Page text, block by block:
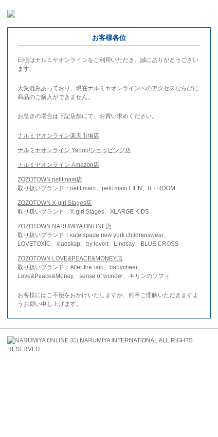
お客様各位
日頃はナルミヤオンラインをご利用いただき、誠にありがとうござい
ます。
大変混みあっており、現在ナルミヤオンラインへのアクセスならびに
商品のご購入ができません。
お急ぎの場合は下記店舗にて、お買い求めください。
ナルミヤオンライン楽天市場店
ナルミヤオンライン Yahoo!ショッピング店
ナルミヤオンライン Amazon店
ZOZOTOWN petitmain店
取り扱いブランド：petit main、petit main LIEN、b・ROOM
ZOZOTOWN X-girl Stages店
取り扱いブランド：X-girl Stages、XLARGE KIDS
ZOZOTOWN NARUMIYA ONLINE店
取り扱いブランド：kate spade new york childrenswear、
LOVETOXIC、kladskap、by loveit、Lindsay、BLUE CROSS
ZOZOTOWN LOVE&PEACE&MONEY店
取り扱いブランド：After the rain、babycheer、
Love&Peace&Money、sense of wonder、キリンのソフィ
お客様にはご不便をおかけいたしますが、何卒ご理解いただきますよ
うお願い申し上げます。